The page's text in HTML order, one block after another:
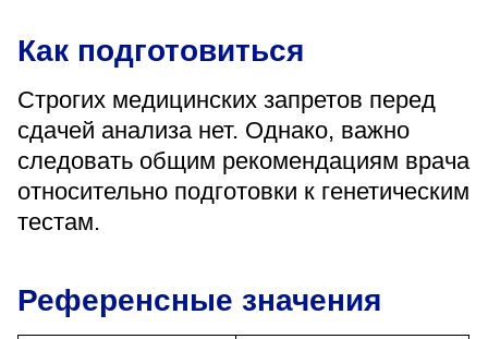
Как подготовиться
Строгих медицинских запретов перед
сдачей анализа нет. Однако, важно
следовать общим рекомендациям врача
относительно подготовки к генетическим
тестам.
Референсные значения